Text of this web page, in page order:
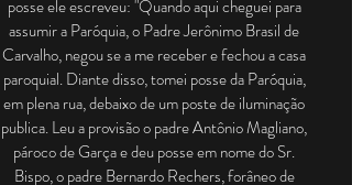
posse ele escreveu: "Quando aqui cheguei para
assumir a Paróquia, o Padre Jerônimo Brasil de
Carvalho, negou se a me receber e fechou a casa
paroquial. Diante disso, tomei posse da Paróquia,
em plena rua, debaixo de um poste de iluminação
publica. Leu a provisão o padre Antônio Magliano,
pároco de Garça e deu posse em nome do Sr.
Bispo, o padre Bernardo Rechers, forâneo de